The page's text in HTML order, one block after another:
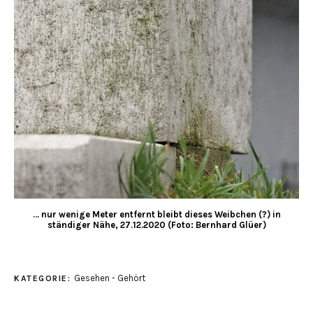
… nur wenige Meter entfernt bleibt dieses Weibchen (?) in
ständiger Nähe, 27.12.2020 (Foto: Bernhard Glüer)
KATEGORIE: Gesehen - Gehört